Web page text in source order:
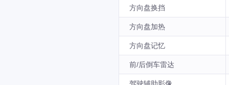
方向盘换挡
方向盘加热
方向盘记忆
前/后倒车雷达